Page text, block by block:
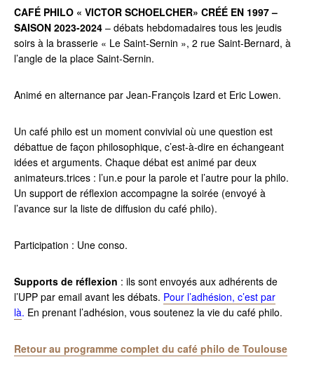
CAFÉ PHILO « VICTOR SCHOELCHER» CRÉÉ EN 1997 –
SAISON 2023-2024 – débats hebdomadaires tous les jeudis
soirs à la brasserie « Le Saint-Sernin », 2 rue Saint-Bernard, à
l’angle de la place Saint-Sernin.
Animé en alternance par Jean-François Izard et Eric Lowen.
Un café philo est un moment convivial où une question est
débattue de façon philosophique, c’est-à-dire en échangeant
idées et arguments. Chaque débat est animé par deux
animateurs.trices : l’un.e pour la parole et l’autre pour la philo.
Un support de réflexion accompagne la soirée (envoyé à
l’avance sur la liste de diffusion du café philo).
Participation : Une conso.
Supports de réflexion : ils sont envoyés aux adhérents de
l’UPP par email avant les débats. Pour l’adhésion, c’est par
là. En prenant l’adhésion, vous soutenez la vie du café philo.
Retour au programme complet du café philo de Toulouse